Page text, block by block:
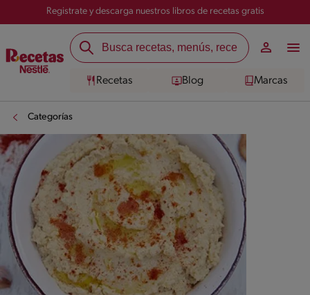
Registrate y descarga nuestros libros de recetas gratis
Recetas Blog Marcas
Categorías